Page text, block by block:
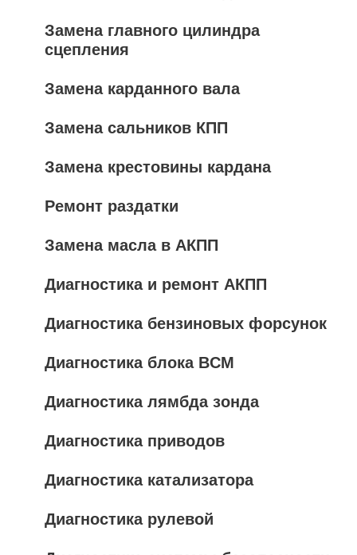
Замена главного цилиндра
сцепления
Замена карданного вала
Замена сальников КПП
Замена крестовины кардана
Ремонт раздатки
Замена масла в АКПП
Диагностика и ремонт АКПП
Диагностика бензиновых форсунок
Диагностика блока BCM
Диагностика лямбда зонда
Диагностика приводов
Диагностика катализатора
Диагностика рулевой